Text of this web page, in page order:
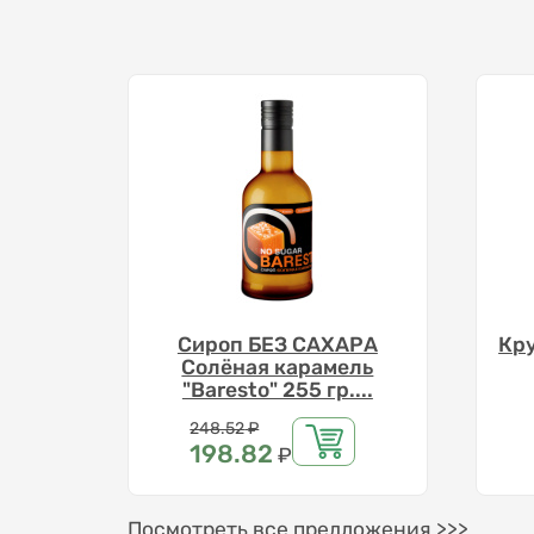
Сироп БЕЗ САХАРА
Солёная карамель
"Baresto" 255 гр....
Цена
248.52₽
198.82 ₽
Посмотреть все предложения >>>